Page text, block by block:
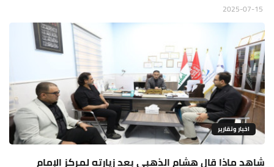
اخبار وتقارير
شاهد ماذا قال هشام الذهبي بعد زيارته لمركز الإمام